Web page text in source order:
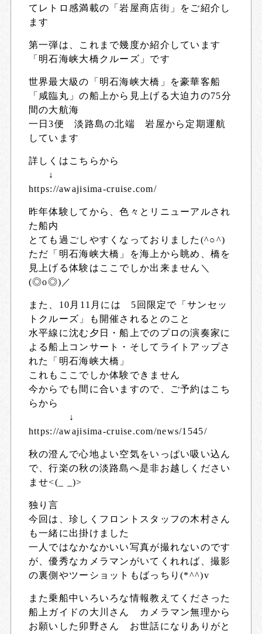
てレトロ感満載の「岩屋商店街」をご紹介し
ます
第一弾は、これまで幾度か紹介しています
「明石海峡大橋クルーズ」です
世界最大級の「明石海峡大橋」を豪華客船
「咸臨丸」の船上から見上げる大迫力の75分
間の大航海
一日3便 淡路島の北端 岩屋から定期運航
しています
詳しくはこちらから
↓
https://awajisima-cruise.com/
昨年体験してから、色々とリニューアルされ
た船内
とても過ごしやすくなっておりました(^○^)
ただ「明石海峡大橋」を海上から眺め、橋を
見上げる体験はここでしか出来ません＼
(◎o◎)／
また、10月11月には 5回限定で「サンセッ
トクルーズ」も開催されるとのこと
水平線に沈む夕日・船上でのプロの演奏家に
よる船上コンサート・そしてライトアップさ
れた「明石海峡大橋」
これもここでしか体験できません
今からでも間に合いますので、ご予約はこち
らから
↓
https://awajisima-cruise.com/news/1545/
秋の澄んで心地よい空気をいっぱい吸い込ん
で、行楽の秋の淡路島へ是非お越しください
ませ<(_ _)>
独り言
今回は、珍しくフロントスタッフの木村さん
も一緒に出掛けました
一人ではなかなかいい写真が撮れないのです
が、優秀なカメラマンがいてくれれば、撮影
の裏側やツーショットもばっちり(*^^)v
また乗船中いろいろな情報教えてくださった
船上ガイドの大川さん カメラマン無理から
お願いした卯野さん お世話になりありがと